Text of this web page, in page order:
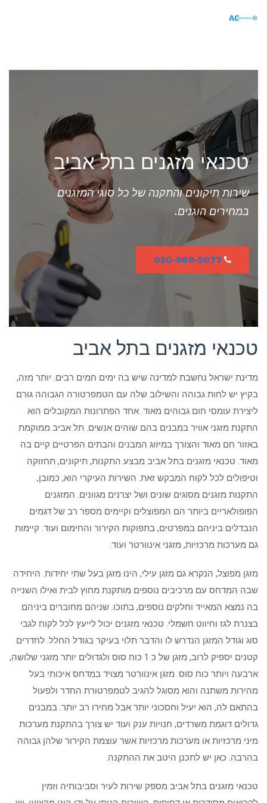
טכנאי מזגנים בתל אביב
שירות תיקונים והתקנה של כל סוגי המזגנים
במחירים הוגנים.
050-969-5077
טכנאי מזגנים בתל אביב
מדינת ישראל נחשבת למדינה שיש בה ימים חמים רבים. יותר מזה,
בקיץ יש לחות גבוהה והשילוב שלה עם הטמפרטורה הגבוהה גורם
ליצירת עומסי חום גבוהים מאוד. אחד הפתרונות המקובלים הוא
התקנת מזגני אוויר במבנים בהם שוהים אנשים. תל אביב ממוקמת
באזור חם מאוד והצורך במיזוג המבנים והבתים הפרטיים קיים בה
מאוד. טכנאי מזגנים בתל אביב מבצע התקנות, תיקונים, תחזוקה
וטיפולים לכל לקוח המבקש זאת. השירות העיקרי הוא, כמובן,
התקנות מזגנים מסוגים שונים ושל יצרנים מגוונים. המזגנים
הפופולאריים ביותר הם המפוצלים וקיימים מספר רב של דגמים
הנבדלים ביניהם במפרטים, בתפוקות הקירור והחימום ועוד. קיימות
גם מערכות מרכזיות, מזגני אינוורטר ועוד.
מזגן מפוצל, הנקרא גם מזגן עילי, הינו מזגן בעל שתי יחידות. היחידה
שבה המדחס עם מרכיבים נוספים מותקנת מחוץ לבית ואילו השנייה
בה נמצא המאייד וחלקים נוספים, בתוכו. שניהם מחוברים ביניהם
בצנרת לגז וחיווט חשמלי. טכנאי מזגנים יכול לייעץ לכל לקוח לגבי
סוג וגודל המזגן הנדרש לו והדבר תלוי בעיקר בגודל החלל. לחדרים
קטנים יספיק לרוב, מזגן של כ 1 כוח סוס ולגדולים יותר מזגני שלושה,
ארבעה ויותר כוח סוס. מזגן אינוורטר מצויד במדחס איכותי בעל
מהירות משתנה והוא מסוגל להגיב לטמפרטורת החדר ולפעול
בהתאם לה, הוא יעיל וחסכוני יותר אבל מחירו רב יותר. במבנים
גדולים דוגמת משרדים, חנויות ענק ועוד יש צורך בהתקנת מערכות
מיני מרכזיות או מערכות מרכזיות אשר עוצמת הקירור שלהן גבוהה
בהרבה. כאן יש לתכנן היטב את ההתקנה.
טכנאי מזגנים בתל אביב מספק שירות לעיר וסביבותיה וזמין